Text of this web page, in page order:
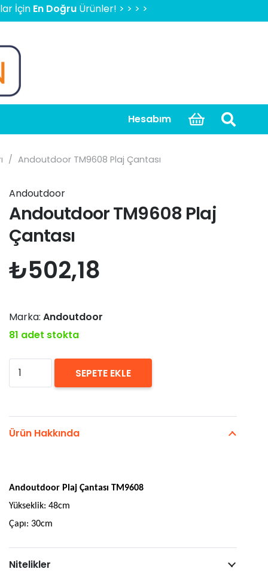
DoğruÜrünler! > > > > > 2000 TL Üzeri Ücretsiz Kargo,
Hesabım
/ Andoutdoor TM9608 Plaj Çantası
Andoutdoor
Andoutdoor TM9608 Plaj
Çantası
₺502,18
Marka: Andoutdoor
81 adet stokta
Andoutdoor
TM9608
Çantası
adet
SEPETE EKLE
Ürün Hakkında
Andoutdoor Plaj Çantası TM9608
Yükseklik: 48cm
Çapı: 30cm
Nitelikler